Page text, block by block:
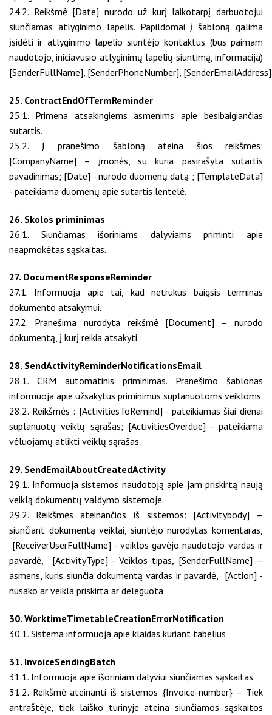
24.2. Reikšmė [Date] nurodo už kurį laikotarpį darbuotojui
siunčiamas atlyginimo lapelis. Papildomai į šabloną galima
įsidėti ir atlyginimo lapelio siuntėjo kontaktus (bus paimam
naudotojo, iniciavusio atlyginimų lapelių siuntimą, informacija)
[SenderFullName], [SenderPhoneNumber],
25. ContractEndOfTermReminder
25.1. Primena atsakingiems asmenims apie besibaigiančias
sutartis.
25.2. Į pranešimo šabloną ateina šios reikšmės:
[CompanyName] – įmonės, su kuria pasirašyta sutartis
pavadinimas; [Date] - nurodo duomenų datą ; [TemplateData]
- pateikiama duomenų apie sutartis lentelė.
26. Skolos priminimas
26.1. Siunčiamas išoriniams dalyviams priminti apie
neapmokėtas sąskaitas.
27. DocumentResponseReminder
27.1. Informuoja apie tai, kad netrukus baigsis terminas
dokumento atsakymui.
27.2. Pranešima nurodyta reikšmė [Document] – nurodo
dokumentą, į kurį reikia atsakyti.
28. SendActivityReminderNotificationsEmail
28.1. CRM automatinis priminimas. Pranešimo šablonas
informuoja apie užsakytus priminimus suplanuotoms veikloms.
28.2. Reikšmės : [ActivitiesToRemind] - pateikiamas šiai dienai
suplanuotų veiklų sąrašas; [ActivitiesOverdue] - pateikiama
vėluojamų atlikti veiklų sąrašas.
29. SendEmailAboutCreatedActivity
29.1. Informuoja sistemos naudotoją apie jam priskirtą naują
veiklą dokumentų valdymo sistemoje.
29.2. Reikšmės ateinančios iš sistemos: [Activitybody] –
siunčiant dokumentą veiklai, siuntėjo nurodytas komentaras,
[ReceiverUserFullName] - veiklos gavėjo naudotojo vardas ir
pavardė, [ActivityType] - Veiklos tipas, [SenderFullName] –
asmens, kuris siunčia dokumentą vardas ir pavardė, [Action] -
nusako ar veikla priskirta ar deleguota
30. WorktimeTimetableCreationErrorNotification
30.1. Sistema informuoja apie klaidas kuriant tabelius
31. InvoiceSendingBatch
31.1. Informuoja apie išoriniam dalyviui siunčiamas sąskaitas
31.2. Reikšmė ateinanti iš sistemos {Invoice-number} – Tiek
antraštėje, tiek laiško turinyje ateina siunčiamos sąskaitos